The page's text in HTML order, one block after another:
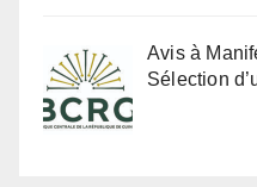
Avis à
Sélection